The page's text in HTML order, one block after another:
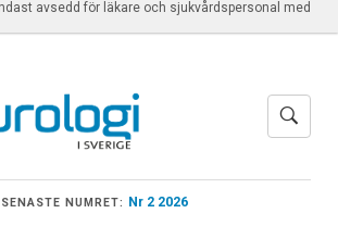
avsedd för läkare och sjukvårdspersonal med
SENASTE NUMRET: Nr 2 2026